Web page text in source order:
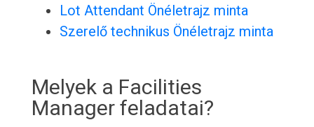
Lot Attendant Önéletrajz minta
Szerelő technikus Önéletrajz minta
Melyek a Facilities
Manager feladatai?